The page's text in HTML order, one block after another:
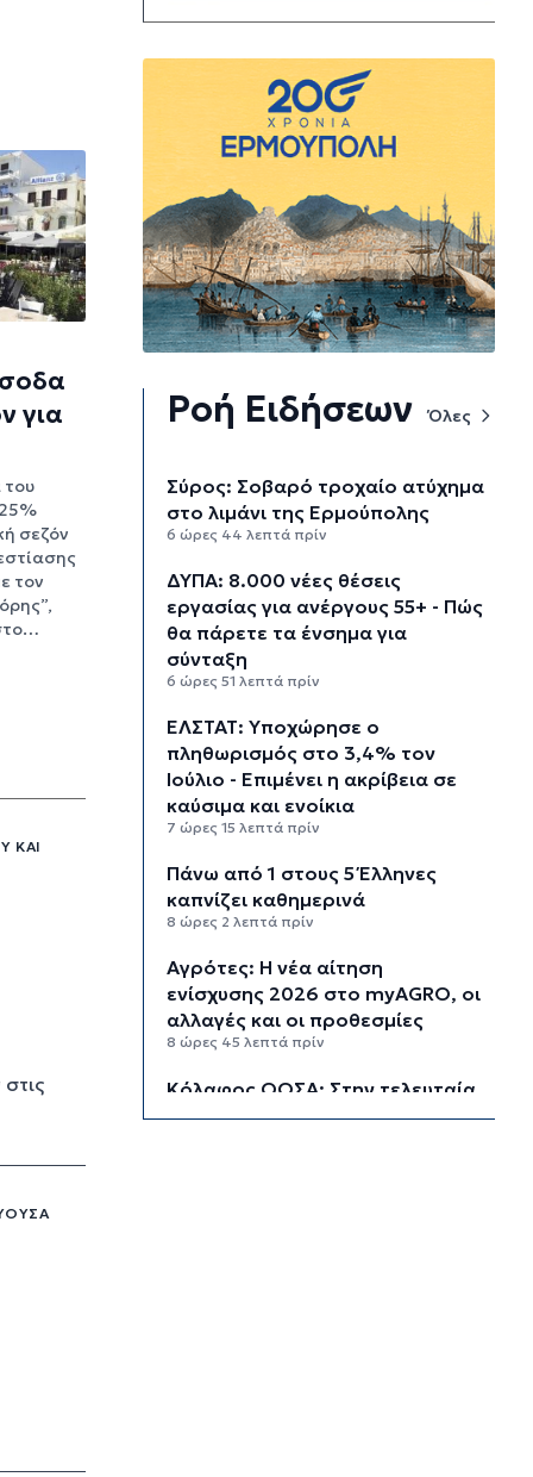
για
σεζόν
τον
ΚΑΙ
Ροή Ειδήσεων Όλες
Σύρος: Σοβαρό τροχαίο ατύχημα
στο λιμάνι της Ερμούπολης
6 ώρες 44 λεπτά πρίν
ΔΥΠΑ: 8.000 νέες θέσεις
εργασίας για ανέργους 55+ - Πώς
θα πάρετε τα ένσημα για
σύνταξη
6 ώρες 51 λεπτά πρίν
ΕΛΣΤΑΤ: Υποχώρησε ο
πληθωρισμός στο 3,4% τον
Ιούλιο - Επιμένει η ακρίβεια σε
καύσιμα και ενοίκια
7 ώρες 15 λεπτά πρίν
Πάνω από 1 στους 5 Έλληνες
καπνίζει καθημερινά
8 ώρες 2 λεπτά πρίν
Αγρότες: Η νέα αίτηση
ενίσχυσης 2026 στο myAGRO, οι
αλλαγές και οι προθεσμίες
8 ώρες 45 λεπτά πρίν
Κόλαφος ΟΟΣΑ: Στην τελευταία
θέση η Ελλάδα για το